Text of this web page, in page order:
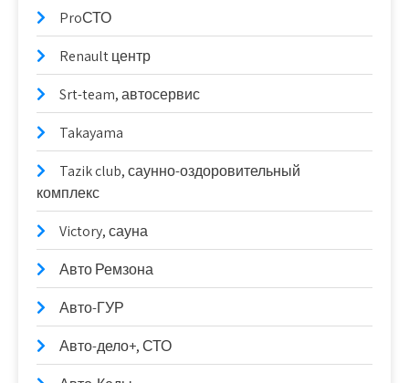
ProСТО
Renault центр
Srt-team, автосервис
Takayama
Tazik club, саунно-оздоровительный
комплекс
Victory, сауна
Авто Ремзона
Авто-ГУР
Авто-дело+, СТО